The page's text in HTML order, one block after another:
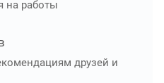
на работы
друзей и